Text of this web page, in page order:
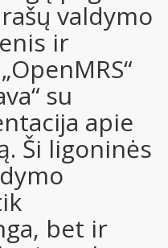
valdymo
ir
su
apie
Ši ligoninės
bet ir